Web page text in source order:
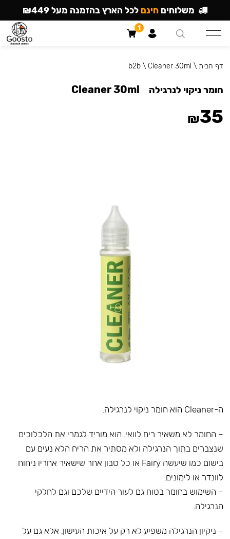
ה-Cleaner הוא חומר ניקוי לנרגילה.
– החומר לא משאיר ריח לוואי. הוא מוריד לגמרי את הלכלוכים
שנצברים בתוך הנרגילה ולא מסתיר את הריח הלא נעים עם
בישום כמו שיעשה Fairy או כל סבון אחר שישאיר אחריו ניחוח
לוונדר או לימונים.
– השימוש בחומר בטוח גם לעור הידיים שלכם וגם לחלקי
הנרגילה.
– ניקיון הנרגילה משפיע לא רק על איכות העישון, אלא גם על
דף הבית \
b2b\ Cleaner 30ml
חומר ניקוי לנרגילה Cleaner 30ml
₪35
משלוחים חינם לכל הארץ בהזמנה מעל ₪449
1